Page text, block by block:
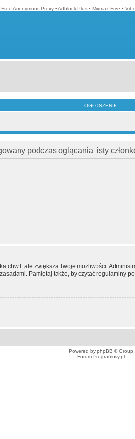
Free Anonymous Proxy • Adblock Plus • Mixmax Free •
OGŁOSZENIE:
podczas oglądania listy
chwil, ale zwiększa Twoje możliwości.
Pamiętaj także, by czytać regulaminy
Powered by phpBB © Group
Forum Programosy.pl